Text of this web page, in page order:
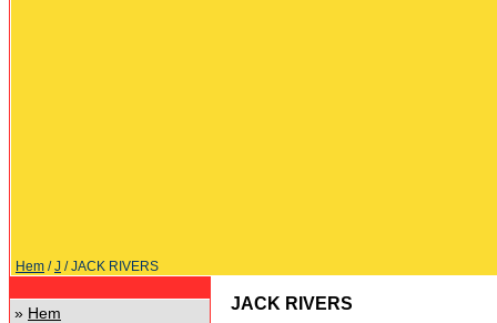
Hem /J / JACK RIVERS
» Hem
JACK RIVERS